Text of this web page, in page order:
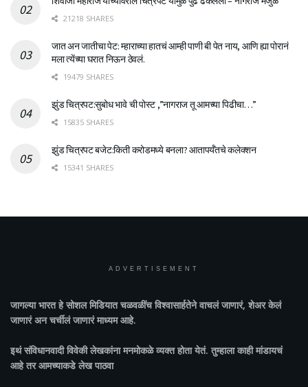
21218 SHARES
जात अन जातीचा पेट: म्हाराच्या हातचं आम्ही पाणी बी पेत नाय, आणि ह्या पोरानं
मला त्येंच्या घरात निऊन ठेवलं.
19479 SHARES
झुंड चित्रपट:सुबोध भावे ची पोस्ट ,”नागराज तू आमच्या पिढीचा…”
15835 SHARES
झुंड चित्रपट बजेट:किती करोडमध्ये बनला? आतापर्यँतचे कलेक्शन
15341 SHARES
ADVERTISEMENT
जागल्या भारतहे सोशल मिडियात चळवळींच विश्वासार्हतेने वाचलं जाणारं, शेअर केलं
जाणारं अन चर्चीलं जाणारं माध्यम आहे.
इथं संविधानवादी विवेकी लेखकांना मनमोकळे व्यक्त होता येतं. तुम्हाला काही मांडायचं
आहे तर आमच्याकडे लेख पाठवा